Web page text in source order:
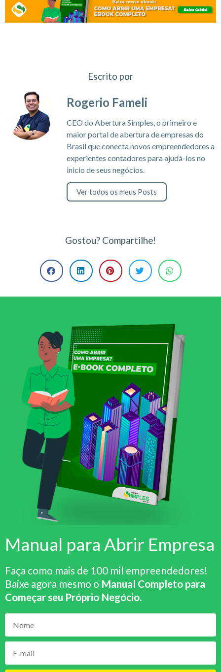
Escrito por
Rogerio Fameli
CEO do Abertura Simples, o primeiro e
maior portal de abertura de empresas do
Brasil que conecta novos empreendedores a
experientes contadores para ajudá-los no
inicio de seus negócios.
Ver todos os meus Posts
Gostou? Compartilhe!
Manual para Abrir Empresa
Faça como mais de 100 mil empreendedores!
Baixe agora mesmo o Manual Completo para
Começar seu Próprio Negócio.